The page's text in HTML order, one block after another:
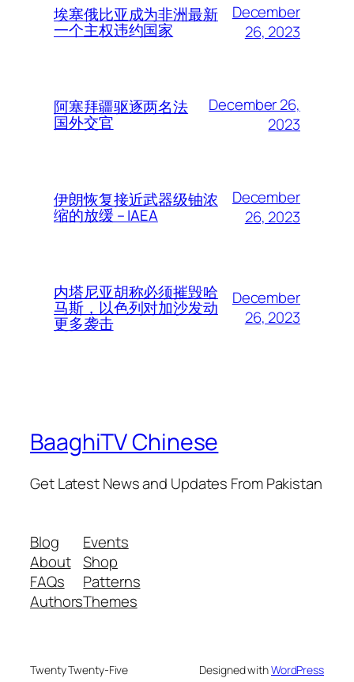
埃塞俄比亚成为非洲最新
一个主权违约国家
December
26, 2023
阿塞拜疆驱逐两名法
国外交官
December 26,
2023
伊朗恢复接近武器级铀浓
缩的放缓 – IAEA
December
26, 2023
内塔尼亚胡称必须摧毁哈
马斯，以色列对加沙发动
更多袭击
December
26, 2023
BaaghiTV Chinese
Get Latest News and Updates From Pakistan
Blog
About
FAQs
Authors
Events
Shop
Patterns
Themes
Twenty Twenty-Five Designed withWordPress